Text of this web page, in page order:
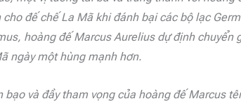
đế chế La Mã khi đánh bại các bộ lạc
hoàng đế Marcus Aurelius dự định chuyển
ngày một hùng mạnh hơn.
bạo và đầy tham vọng của hoàng đế Marcus